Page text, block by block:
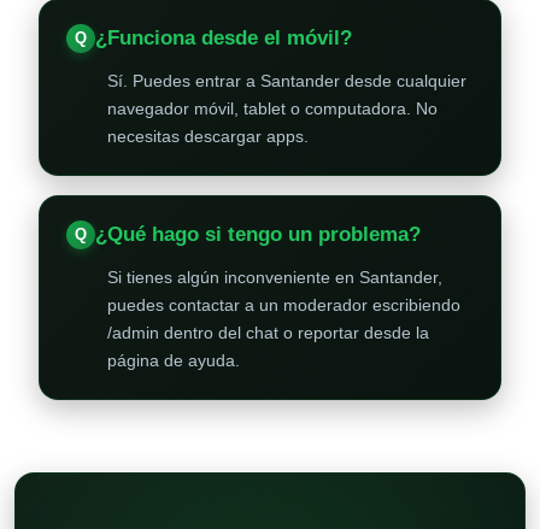
¿Funciona desde el móvil?
Sí. Puedes entrar a Santander desde cualquier
navegador móvil, tablet o computadora. No
necesitas descargar apps.
¿Qué hago si tengo un problema?
Si tienes algún inconveniente en Santander,
puedes contactar a un moderador escribiendo
/admin dentro del chat o reportar desde la
página de ayuda.